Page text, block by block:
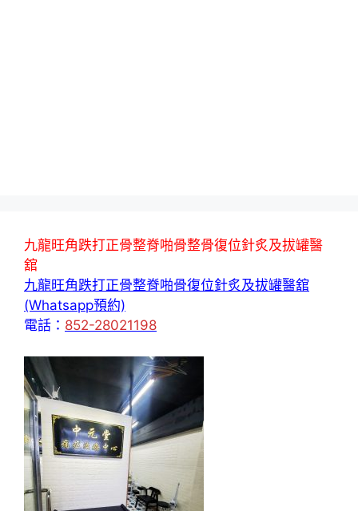
九龍旺角跌打正骨整脊啪骨整骨復位針炙及拔罐醫
舘
九龍旺角跌打正骨整脊啪骨復位針炙及拔罐醫舘
(Whatsapp預約)
電話： 852-28021198